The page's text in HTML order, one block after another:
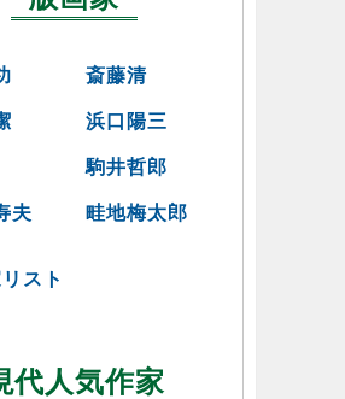
斎藤清
浜口陽三
駒井哲郎
夫 畦地梅太郎
スト
代人気作家